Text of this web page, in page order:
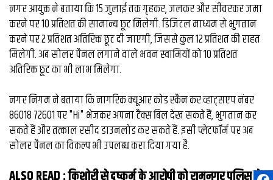
नगर आयुक्त ने बताया कि 15 जुलाई तक गृहकर, जलकर और सीवरकर जमा
करने पर 10 प्रतिशत की सामान्य छूट मिलेगी. डिजिटल माध्यम से भुगतान
करने पर 2 प्रतिशत अतिरिक्त छूट दी जाएगी, जिससे कुल 12 प्रतिशत की राहत
मिलेगी. अब सोलर पैनल लगाने वाले भवन स्वामियों को 10 प्रतिशत
अतिरिक्त छूट का भी लाभ मिलेगा.
नगर निगम ने बताया कि नागरिक क्यूआर कोड स्कैन कर व्हाट्सएप नंबर
86018 72601 पर "Hi" भेजकर अपना टैक्स बिल देख सकते हैं, भुगतान कर
सकते हैं और तत्काल रसीद डाउनलोड कर सकते हैं. इसी प्लेटफॉर्म पर अब
सोलर पैनल का विकल्प भी उपलब्ध करा दिया गया है.